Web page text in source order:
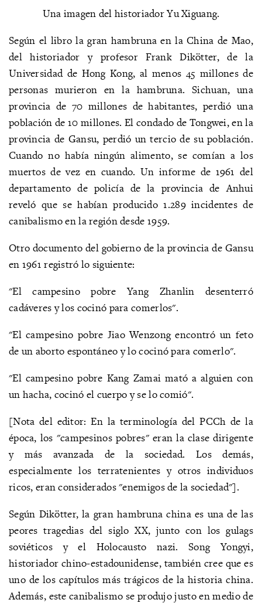
Una imagen del historiador Yu Xiguang.
Según el libro la gran hambruna en la China de Mao,
del historiador y profesor Frank Dikötter, de la
Universidad de Hong Kong, al menos 45 millones de
personas murieron en la hambruna. Sichuan, una
provincia de 70 millones de habitantes, perdió una
población de 10 millones. El condado de Tongwei, en la
provincia de Gansu, perdió un tercio de su población.
Cuando no había ningún alimento, se comían a los
muertos de vez en cuando. Un informe de 1961 del
departamento de policía de la provincia de Anhui
reveló que se habían producido 1.289 incidentes de
canibalismo en la región desde 1959.
Otro documento del gobierno de la provincia de Gansu
en 1961 registró lo siguiente:
"El campesino pobre Yang Zhanlin desenterró
cadáveres y los cocinó para comerlos".
"El campesino pobre Jiao Wenzong encontró un feto
de un aborto espontáneo y lo cocinó para comerlo".
"El campesino pobre Kang Zamai mató a alguien con
un hacha, cocinó el cuerpo y se lo comió".
[Nota del editor: En la terminología del PCCh de la
época, los "campesinos pobres" eran la clase dirigente
y más avanzada de la sociedad. Los demás,
especialmente los terratenientes y otros individuos
ricos, eran considerados "enemigos de la sociedad"].
Según Dikötter, la gran hambruna china es una de las
peores tragedias del siglo XX, junto con los gulags
soviéticos y el Holocausto nazi. Song Yongyi,
historiador chino-estadounidense, también cree que es
uno de los capítulos más trágicos de la historia china.
Además, este canibalismo se produjo justo en medio de